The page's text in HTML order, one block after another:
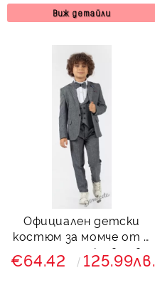
Виж детайли
Официален детски
костюм за момче от 5
части със сако в сиво
Сивина
€64.42 125.99лв.